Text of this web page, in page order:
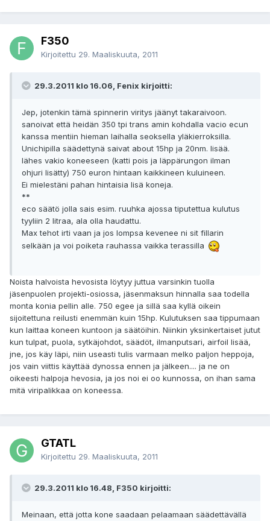
F350
Kirjoitettu 29. Maaliskuuta, 2011
29.3.2011 klo 16.06, Fenix kirjoitti:
Jep, jotenkin tämä spinnerin viritys jäänyt takaraivoon.
sanoivat että heidän 350 tpi trans amin kohdalla vacio ecun
kanssa mentiin hieman laihalla seoksella yläkierroksilla.
Unichipilla säädettynä saivat about 15hp ja 20nm. lisää.
lähes vakio koneeseen (katti pois ja läppärungon ilman
ohjuri lisätty) 750 euron hintaan kaikkineen kuluineen.
Ei mielestäni pahan hintaisia lisä koneja.
**
eco säätö jolla sais esim. ruuhka ajossa tiputettua kulutus
tyyliin 2 litraa, ala olla haudattu.
Max tehot irti vaan ja jos lompsa kevenee ni sit fillarin
selkään ja voi poiketa rauhassa vaikka terassilla
Noista halvoista hevosista löytyy juttua varsinkin tuolla
jäsenpuolen projekti-osiossa, jäsenmaksun hinnalla saa todella
monta konia pellin alle. 750 egee ja sillä saa kyllä oikein
sijoitettuna reilusti enemmän kuin 15hp. Kulutuksen saa tippumaan
kun laittaa koneen kuntoon ja säätöihin. Niinkin yksinkertaiset jutut
kun tulpat, puola, sytkäjohdot, säädöt, ilmanputsari, airfoil lisää,
jne, jos käy läpi, niin useasti tulis varmaan melko paljon heppoja,
jos vain viittis käyttää dynossa ennen ja jälkeen.... ja ne on
oikeesti halpoja hevosia, ja jos noi ei oo kunnossa, on ihan sama
mitä viripalikkaa on koneessa.
GTATL
Kirjoitettu 29. Maaliskuuta, 2011
29.3.2011 klo 16.48, F350 kirjoitti:
Meinaan, että jotta kone saadaan pelaamaan säädettävällä